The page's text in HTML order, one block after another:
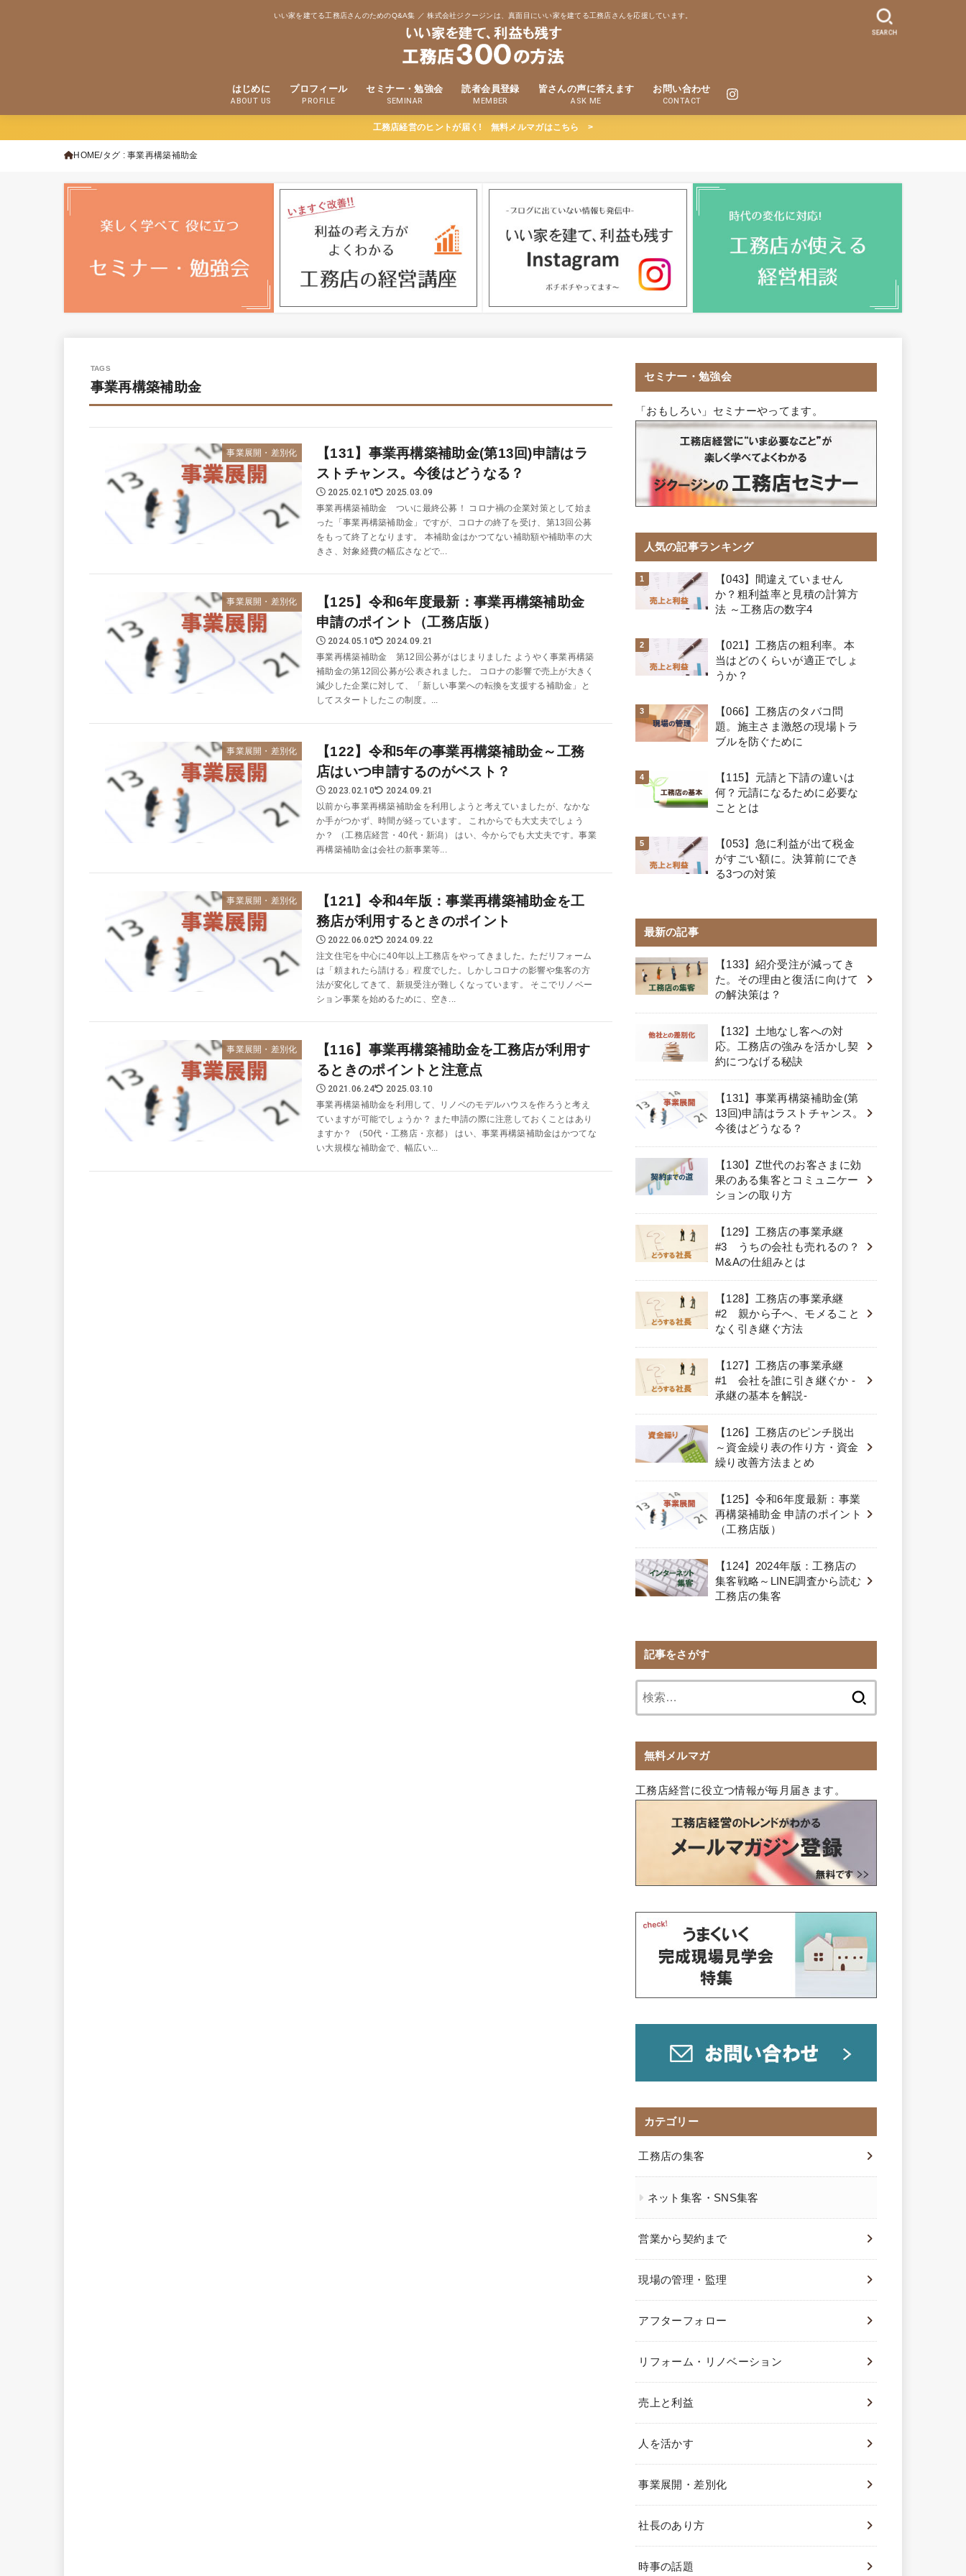
いい家を建てる工務店さんのためのQ&A集 ／ 株式会社ジクージンは、真面目にいい家を建てる工務店さんを応援しています。
はじめに
ABOUT US
プロフィール
PROFILE
セミナー・勉強会
SEMINAR
読者会員登録
MEMBER
皆さんの声に答えます
ASK ME
お問い合わせ
CONTACT
SEARCH
工務店経営のヒントが届く! 無料メルマガはこちら >
HOME タグ : 事業再構築補助金
事業再構築補助金
事業展開・差別化
【131】事業再構築補助金(第13回)申請はラ
ストチャンス。今後はどうなる？
2025.02.10 2025.03.09
事業再構築補助金 ついに最終公募！ コロナ禍の企業対策として始ま
った「事業再構築補助金」ですが、コロナの終了を受け、第13回公募
をもって終了となります。 本補助金はかつてない補助額や補助率の大
きさ、対象経費の幅広さなどで...
事業展開・差別化
【125】令和6年度最新：事業再構築補助金
申請のポイント（工務店版）
2024.05.10 2024.09.21
事業再構築補助金 第12回公募がはじまりました ようやく事業再構築
補助金の第12回公募が公表されました。 コロナの影響で売上が大きく
減少した企業に対して、「新しい事業への転換を支援する補助金」と
してスタートしたこの制度。...
事業展開・差別化
【122】令和5年の事業再構築補助金～工務
店はいつ申請するのがベスト？
2023.02.10 2024.09.21
以前から事業再構築補助金を利用しようと考えていましたが、なかな
か手がつかず、時間が経っています。 これからでも大丈夫でしょう
か？ （工務店経営・40代・新潟） はい、今からでも大丈夫です。事業
再構築補助金は会社の新事業等...
事業展開・差別化
【121】令和4年版：事業再構築補助金を工
務店が利用するときのポイント
2022.06.02 2024.09.22
注文住宅を中心に40年以上工務店をやってきました。ただリフォーム
は「頼まれたら請ける」程度でした。しかしコロナの影響や集客の方
法が変化してきて、新規受注が難しくなっています。 そこでリノベー
ション事業を始めるために、空き...
事業展開・差別化
【116】事業再構築補助金を工務店が利用す
るときのポイントと注意点
2021.06.24 2025.03.10
事業再構築補助金を利用して、リノベのモデルハウスを作ろうと考え
ていますが可能でしょうか？ また申請の際に注意しておくことはあり
ますか？ （50代・工務店・京都） はい、事業再構築補助金はかつてな
い大規模な補助金で、幅広い...
セミナー・勉強会
「おもしろい」セミナーやってます。
人気の記事ランキング
【043】間違えていません
か？粗利益率と見積の計算方
法 ～工務店の数字4
【021】工務店の粗利率。本
当はどのくらいが適正でしょ
うか？
【066】工務店のタバコ問
題。施主さま激怒の現場トラ
ブルを防ぐために
【115】元請と下請の違いは
何？元請になるために必要な
こととは
【053】急に利益が出て税金
がすごい額に。決算前にでき
る3つの対策
最新の記事
【133】紹介受注が減ってき
た。その理由と復活に向けて
の解決策は？
【132】土地なし客への対
応。工務店の強みを活かし契
約につなげる秘訣
【131】事業再構築補助金(第
13回)申請はラストチャンス。
今後はどうなる？
【130】Z世代のお客さまに効
果のある集客とコミュニケー
ションの取り方
【129】工務店の事業承継
#3 うちの会社も売れるの？
M&Aの仕組みとは
【128】工務店の事業承継
#2 親から子へ、モメること
なく引き継ぐ方法
【127】工務店の事業承継
#1 会社を誰に引き継ぐか -
承継の基本を解説-
【126】工務店のピンチ脱出
～資金繰り表の作り方・資金
繰り改善方法まとめ
【125】令和6年度最新：事業
再構築補助金 申請のポイント
（工務店版）
【124】2024年版：工務店の
集客戦略～LINE調査から読む
工務店の集客
記事をさがす
無料メルマガ
工務店経営に役立つ情報が毎月届きます。
カテゴリー
工務店の集客
ネット集客・SNS集客
営業から契約まで
現場の管理・監理
アフターフォロー
リフォーム・リノベーション
売上と利益
人を活かす
事業展開・差別化
社長のあり方
時事の話題